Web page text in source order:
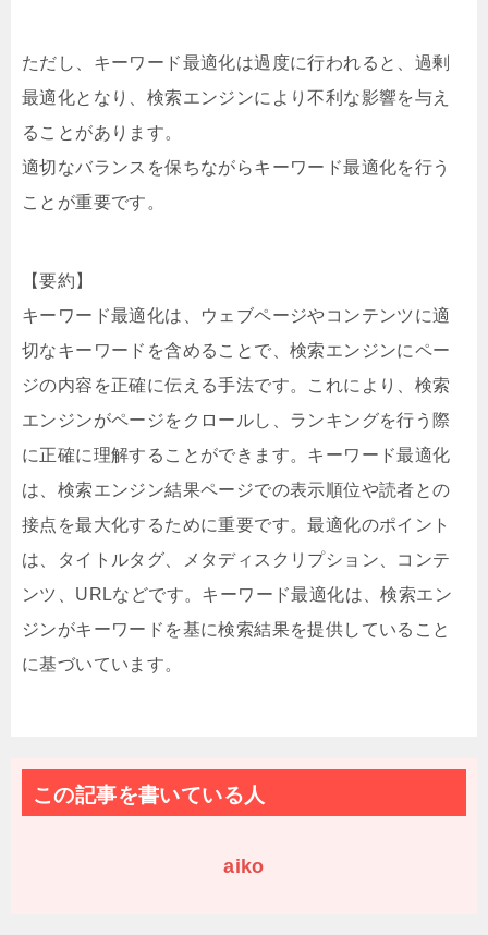
ただし、キーワード最適化は過度に行われると、過剰
最適化となり、検索エンジンにより不利な影響を与え
ることがあります。
適切なバランスを保ちながらキーワード最適化を行う
ことが重要です。
【要約】
キーワード最適化は、ウェブページやコンテンツに適
切なキーワードを含めることで、検索エンジンにペー
ジの内容を正確に伝える手法です。これにより、検索
エンジンがページをクロールし、ランキングを行う際
に正確に理解することができます。キーワード最適化
は、検索エンジン結果ページでの表示順位や読者との
接点を最大化するために重要です。最適化のポイント
は、タイトルタグ、メタディスクリプション、コンテ
ンツ、URLなどです。キーワード最適化は、検索エン
ジンがキーワードを基に検索結果を提供していること
に基づいています。
この記事を書いている人
aiko